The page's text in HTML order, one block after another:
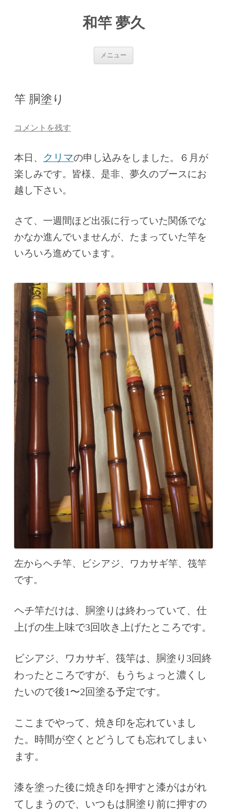
和竿 夢久
メニュー
竿 胴塗り
コメントを残す
本日、 クリマの申し込みをしました。６月が
楽しみです。皆様、是非、夢久のブースにお
越し下さい。
さて、一週間ほど出張に行っていた関係でな
かなか進んでいませんが、たまっていた竿を
いろいろ進めています。
左からヘチ竿、ビシアジ、ワカサギ竿、筏竿
です。
ヘチ竿だけは、胴塗りは終わっていて、仕
上げの生上味で3回吹き上げたところです。
ビシアジ、ワカサギ、筏竿は、胴塗り3回終
わったところですが、もうちょっと濃くし
たいので後1〜2回塗る予定です。
ここまでやって、焼き印を忘れていまし
た。時間が空くとどうしても忘れてしまい
ます。
漆を塗った後に焼き印を押すと漆がはがれ
てしまうので、いつもは胴塗り前に押すの